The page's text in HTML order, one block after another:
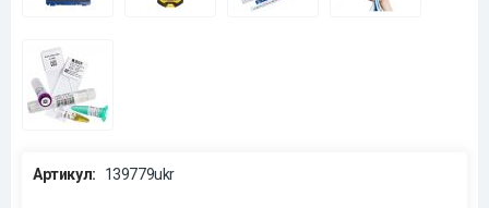
Артикул: 139779ukr